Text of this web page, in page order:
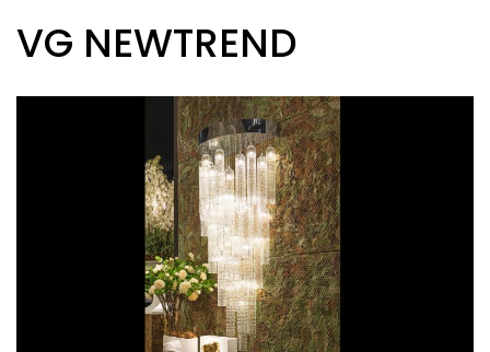
VG NEWTREND